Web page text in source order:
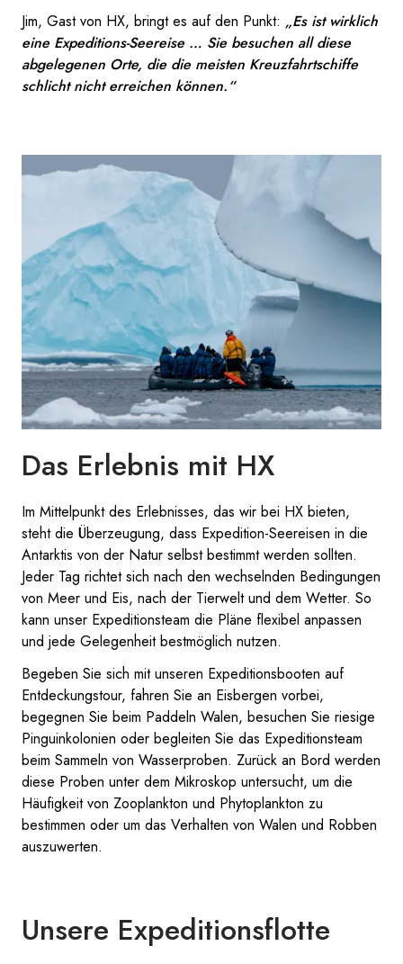
Jim, Gast von HX, bringt es auf den Punkt: „Es ist wirklich
eine Expeditions-Seereise … Sie besuchen all diese
abgelegenen Orte, die die meisten Kreuzfahrtschiffe
schlicht nicht erreichen können.“
Das Erlebnis mit HX
Im Mittelpunkt des Erlebnisses, das wir bei HX bieten,
steht die Überzeugung, dass Expedition-Seereisen in die
Antarktis von der Natur selbst bestimmt werden sollten.
Jeder Tag richtet sich nach den wechselnden Bedingungen
von Meer und Eis, nach der Tierwelt und dem Wetter. So
kann unser Expeditionsteam die Pläne flexibel anpassen
und jede Gelegenheit bestmöglich nutzen.
Begeben Sie sich mit unseren Expeditionsbooten auf
Entdeckungstour, fahren Sie an Eisbergen vorbei,
begegnen Sie beim Paddeln Walen, besuchen Sie riesige
Pinguinkolonien oder begleiten Sie das Expeditionsteam
beim Sammeln von Wasserproben. Zurück an Bord werden
diese Proben unter dem Mikroskop untersucht, um die
Häufigkeit von Zooplankton und Phytoplankton zu
bestimmen oder um das Verhalten von Walen und Robben
auszuwerten.
Unsere Expeditionsflotte